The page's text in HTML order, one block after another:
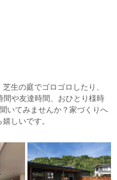
生の庭でゴロゴロしたり、
間や友達時間、おひとり様時
いてみませんか？家づくりへ
しいです。